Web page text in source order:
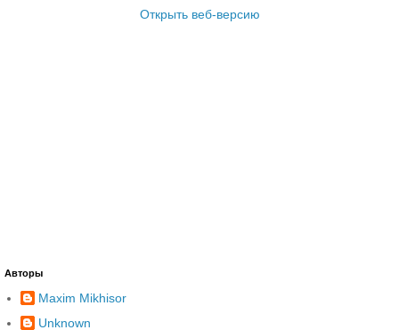
Открыть веб-версию
Авторы
Maxim Mikhisor
Unknown